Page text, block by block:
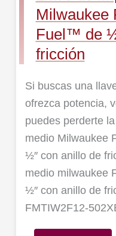
Milwaukee
Fuel™ de
fricción
Si buscas una
ofrezca potencia,
puedes perderte
medio Milwaukee
½″ con anillo de
medio milwaukee
½″ con anillo de
FMTIW2F12-
anillo
de
fricción